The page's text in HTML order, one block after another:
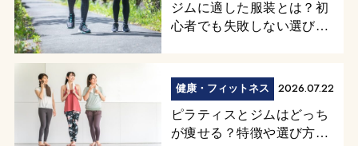
ジムに適した服装とは？初
心者でも失敗しない選び
健康・フィットネス 2026.07.22
ピラティスとジムはどっち
が痩せる？特徴や選び方を